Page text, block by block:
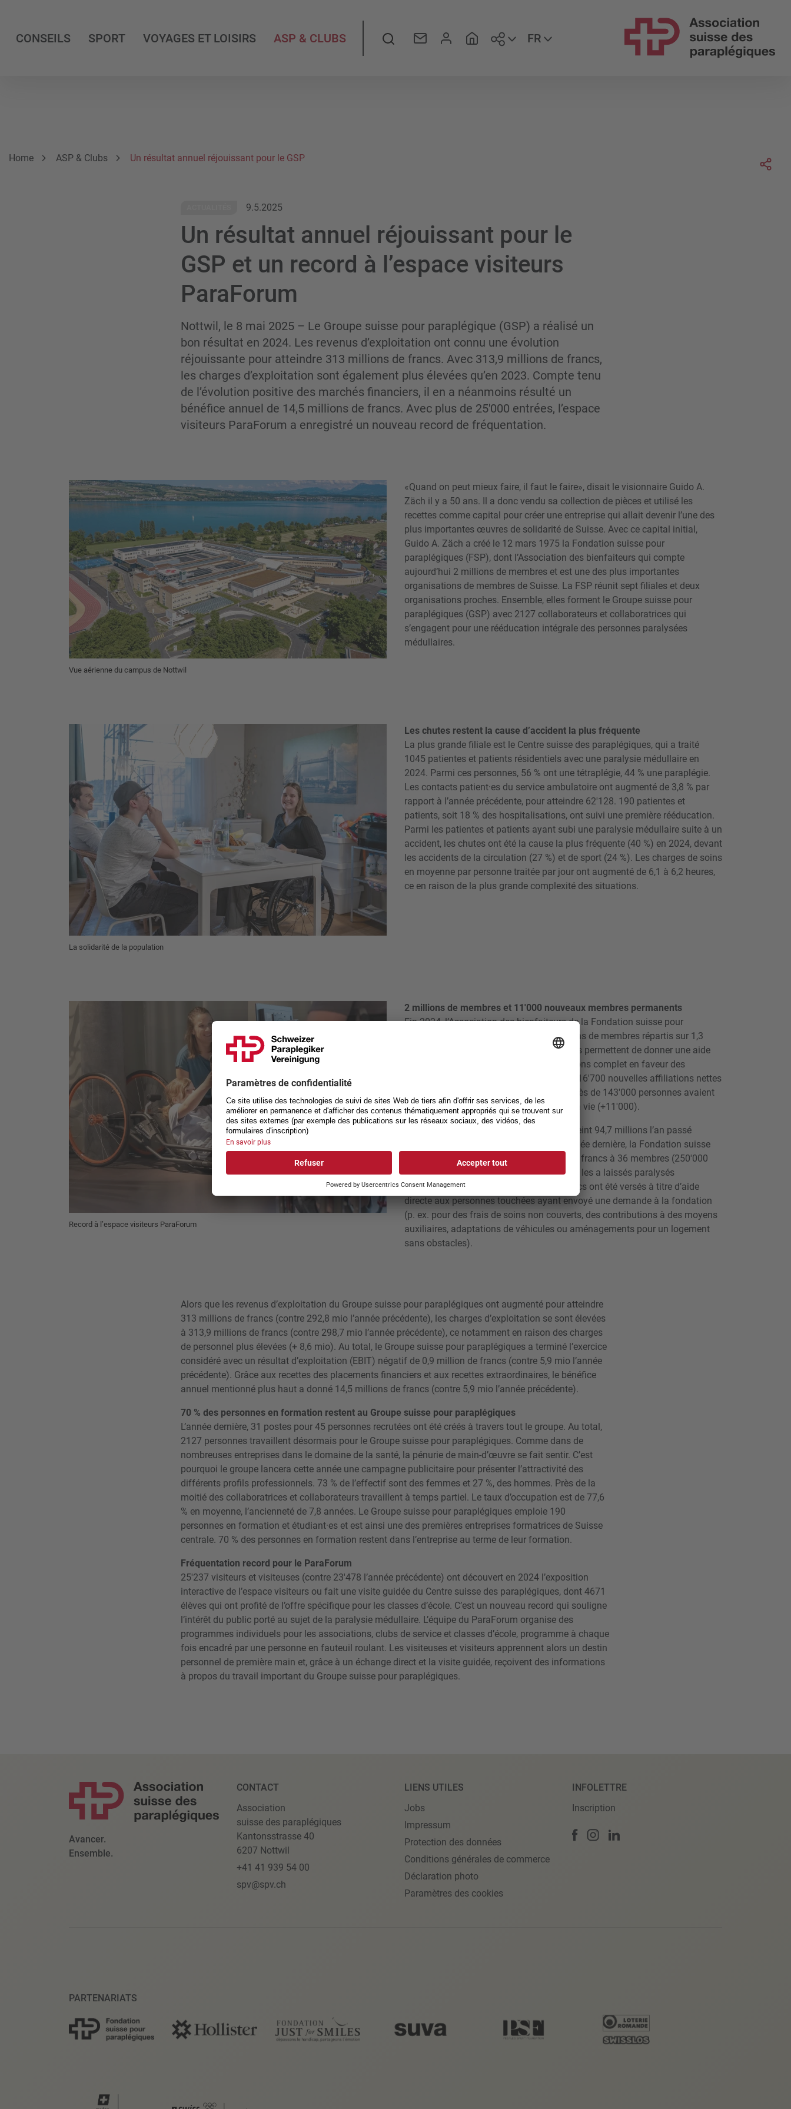
CONSEILS SPORT VOYAGES ET LOISIRS ASP & CLUBS Rechercher Suivez-nous
FR
Breadcrumb
Vous êtes ici:
Home ASP & Clubs Un résultat annuel réjouissant pour le GSP
9.5.2025
Un résultat annuel réjouissant pour le
GSP et un record à l’espace visiteurs
ParaForum
Nottwil, le 8 mai 2025 – Le Groupe suisse pour paraplégique (GSP) a réalisé un
bon résultat en 2024. Les revenus d’exploitation ont connu une évolution
réjouissante pour atteindre 313 millions de francs. Avec 313,9 millions de francs,
les charges d’exploitation sont également plus élevées qu’en 2023. Compte tenu
de l’évolution positive des marchés financiers, il en a néanmoins résulté un
bénéfice annuel de 14,5 millions de francs. Avec plus de 25'000 entrées, l’espace
visiteurs ParaForum a enregistré un nouveau record de fréquentation.
Vue aérienne du campus de Nottwil
«Quand on peut mieux faire, il faut le faire», disait le visionnaire Guido A.
Zäch il y a 50 ans. Il a donc vendu sa collection de pièces et utilisé les
recettes comme capital pour créer une entreprise qui allait devenir l’une des
plus importantes œuvres de solidarité de Suisse. Avec ce capital initial,
Guido A. Zäch a créé le 12 mars 1975 la Fondation suisse pour
paraplégiques (FSP), dont l’Association des bienfaiteurs qui compte
aujourd’hui 2 millions de membres et est une des plus importantes
organisations de membres de Suisse. La FSP réunit sept filiales et deux
organisations proches. Ensemble, elles forment le Groupe suisse pour
paraplégiques (GSP) avec 2127 collaborateurs et collaboratrices qui
s’engagent pour une rééducation intégrale des personnes paralysées
médullaires.
La solidarité de la population
Les chutes restent la cause d’accident la plus fréquente
La plus grande filiale est le Centre suisse des paraplégiques, qui a traité
1045 patientes et patients résidentiels avec une paralysie médullaire en
2024. Parmi ces personnes, 56 % ont une tétraplégie, 44 % une paraplégie.
Les contacts patient·es du service ambulatoire ont augmenté de 3,8 % par
rapport à l’année précédente, pour atteindre 62'128. 190 patientes et
patients, soit 18 % des hospitalisations, ont suivi une première rééducation.
Parmi les patientes et patients ayant subi une paralysie médullaire suite à un
accident, les chutes ont été la cause la plus fréquente (40 %) en 2024, devant
les accidents de la circulation (27 %) et de sport (24 %). Les charges de soins
en moyenne par personne traitée par jour ont augmenté de 6,1 à 6,2 heures,
ce en raison de la plus grande complexité des situations.
Record à l’espace visiteurs ParaForum
2 millions de membres et 11'000 nouveaux membres permanents
Fin 2024, l’Association des bienfaiteurs de la Fondation suisse pour
paraplégiques (AdB) comptait deux millions de membres répartis sur 1,3
million de foyers. Leurs cotisations et dons permettent de donner une aide
directe et de financer le réseau de prestations complet en faveur des
personnes blessées médullaires. Au total, 16'700 nouvelles affiliations nettes
ont été conclues. Le 31 décembre 2024, près de 143'000 personnes avaient
une affiliation permanente, valable toute la vie (+11'000).
Les cotisations et recettes de dons ont atteint 94,7 millions l’an passé
(contre 91,7 mio l’année précédente). L’année dernière, la Fondation suisse
pour paraplégiques a versé 7,4 millions de francs à 36 membres (250'000
francs chacun) ayant subi un accident qui les a laissés paralysés
médullaires. De plus, 22,3 millions de francs ont été versés à titre d’aide
directe aux personnes touchées ayant envoyé une demande à la fondation
(p. ex. pour des frais de soins non couverts, des contributions à des moyens
auxiliaires, adaptations de véhicules ou aménagements pour un logement
sans obstacles).
Alors que les revenus d’exploitation du Groupe suisse pour paraplégiques ont augmenté pour atteindre
313 millions de francs (contre 292,8 mio l’année précédente), les charges d’exploitation se sont élevées
à 313,9 millions de francs (contre 298,7 mio l’année précédente), ce notamment en raison des charges
de personnel plus élevées (+ 8,6 mio). Au total, le Groupe suisse pour paraplégiques a terminé l’exercice
considéré avec un résultat d’exploitation (EBIT) négatif de 0,9 million de francs (contre 5,9 mio l’année
précédente). Grâce aux recettes des placements financiers et aux recettes extraordinaires, le bénéfice
annuel mentionné plus haut a donné 14,5 millions de francs (contre 5,9 mio l’année précédente).
70 % des personnes en formation restent au Groupe suisse pour paraplégiques
L’année dernière, 31 postes pour 45 personnes recrutées ont été créés à travers tout le groupe. Au total,
2127 personnes travaillent désormais pour le Groupe suisse pour paraplégiques. Comme dans de
nombreuses entreprises dans le domaine de la santé, la pénurie de main-d’œuvre se fait sentir. C’est
pourquoi le groupe lancera cette année une campagne publicitaire pour présenter l’attractivité des
différents profils professionnels. 73 % de l’effectif sont des femmes et 27 %, des hommes. Près de la
moitié des collaboratrices et collaborateurs travaillent à temps partiel. Le taux d’occupation est de 77,6
% en moyenne, l’ancienneté de 7,8 années. Le Groupe suisse pour paraplégiques emploie 190
personnes en formation et étudiant·es et est ainsi une des premières entreprises formatrices de Suisse
centrale. 70 % des personnes en formation restent dans l’entreprise au terme de leur formation.
Fréquentation record pour le ParaForum
25'237 visiteurs et visiteuses (contre 23'478 l’année précédente) ont découvert en 2024 l’exposition
interactive de l’espace visiteurs ou fait une visite guidée du Centre suisse des paraplégiques, dont 4671
élèves qui ont profité de l’offre spécifique pour les classes d’école. C’est un nouveau record qui souligne
l’intérêt du public porté au sujet de la paralysie médullaire. L’équipe du ParaForum organise des
programmes individuels pour les associations, clubs de service et classes d’école, programme à chaque
fois encadré par une personne en fauteuil roulant. Les visiteuses et visiteurs apprennent alors un destin
personnel de première main et, grâce à un échange direct et la visite guidée, reçoivent des informations
à propos du travail important du Groupe suisse pour paraplégiques.
Avancer.
Ensemble.
CONTACT
Association
suisse des paraplégiques
Kantonsstrasse 40
6207 Nottwil
+41 41 939 54 00
spv@spv.ch
LIENS UTILES
Jobs
Impressum
Protection des données
Conditions générales de commerce
Déclaration photo
Paramètres des cookies
INFOLETTRE
Inscription
PARTENARIATS